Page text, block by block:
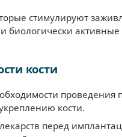
стимулируют
кости
кости.
перед